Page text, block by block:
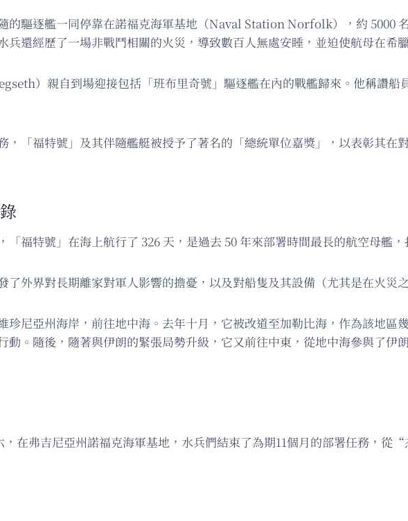
的驅逐艦一同停靠在諾福克海軍基地（Naval Station Norfolk），約 5000
兵還經歷了一場非戰鬥相關的火災，導致數百人無處安睡，並迫使航母在希
）親自到場迎接包括「班布里奇號」驅逐艦在內的戰艦歸來。他稱讚
，「福特號」及其伴隨艦艇被授予了著名的「總統單位嘉獎」，以表彰其在
「福特號」在海上航行了 326 天，是過去 50 年來部署時間最長的航空母艦
了外界對長期離家對軍人影響的擔憂，以及對船隻及其設備（尤其是在火災
珍尼亞州海岸，前往地中海。去年十月，它被改道至加勒比海，作為該地區
動。隨後，隨著與伊朗的緊張局勢升級，它又前往中東，從地中海參與了伊
，在弗吉尼亞州諾福克海軍基地，水兵們結束了為期11個月的部署任務，從